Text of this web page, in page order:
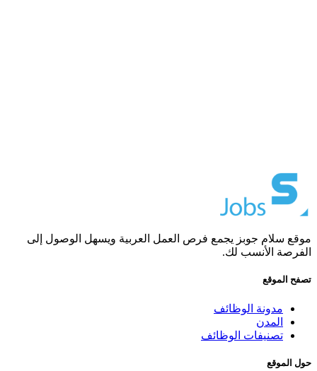
موقع سلام جوبز يجمع فرص العمل العربية ويسهل الوصول إلى
الفرصة الأنسب لك.
تصفح الموقع
مدونة الوظائف
المدن
تصنيفات الوظائف
حول الموقع